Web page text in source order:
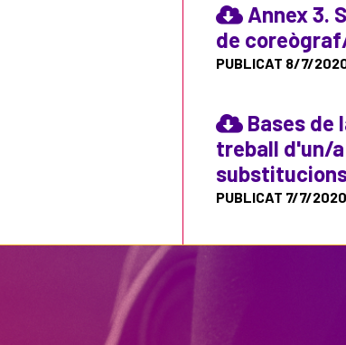
Annex 3.
de
PUBLICAT 8/7/
Bases de
treball d'un/
PUBLICAT 7/7/2020